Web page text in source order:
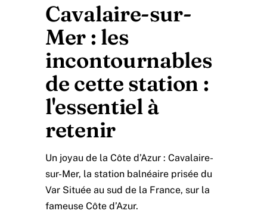
Cavalaire-sur-
Mer : les
incontournables
de cette station :
l'essentiel à
retenir
Un joyau de la Côte d’Azur : Cavalaire-
sur-Mer, la station balnéaire prisée du
Var Située au sud de la France, sur la
fameuse Côte d’Azur.